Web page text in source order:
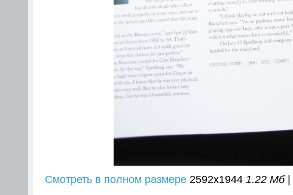
Смотреть в полном размере 2592x1944 1.22 Мб|